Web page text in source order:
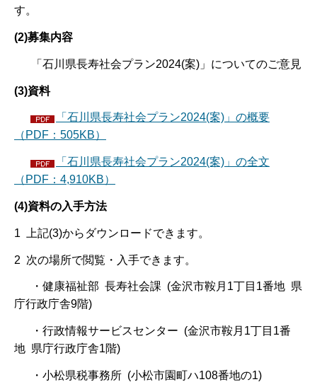
す。
(2)募集内容
「石川県長寿社会プラン2024(案)」についてのご意見
(3)資料
「石川県長寿社会プラン2024(案)」の概要
（PDF：505KB）
「石川県長寿社会プラン2024(案)」の全文
（PDF：4,910KB）
(4)資料の入手方法
1 上記(3)からダウンロードできます。
2 次の場所で閲覧・入手できます。
・健康福祉部 長寿社会課 (金沢市鞍月1丁目1番地 県
庁行政庁舎9階)
・行政情報サービスセンター (金沢市鞍月1丁目1番
地 県庁行政庁舎1階)
・小松県税事務所 (小松市園町ハ108番地の1)